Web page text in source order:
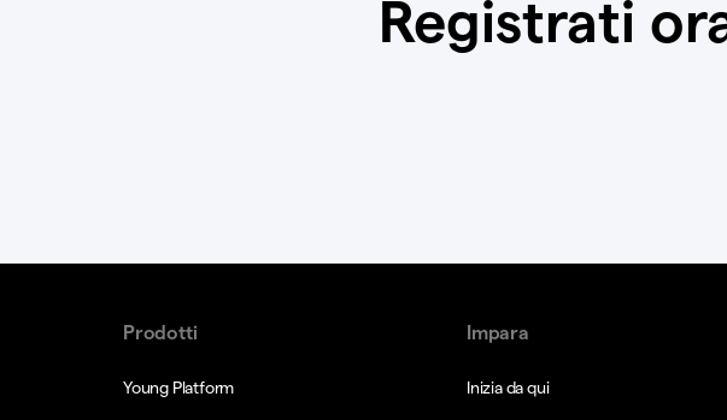
Registrati
Prodotti
Young Platform
Impara
Inizia da qui